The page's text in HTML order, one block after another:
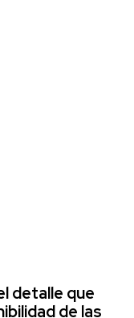
detalle que
de las